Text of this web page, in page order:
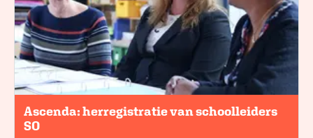
Ascenda: herregistratie van schoolleiders
SO